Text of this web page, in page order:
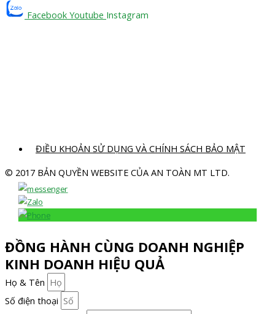
Facebook Youtube Instagram
ĐIỀU KHOẢN SỬ DỤNG VÀ CHÍNH SÁCH BẢO MẬT
© 2017 BẢN QUYỀN WEBSITE CỦA AN TOÀN MT LTD.
ĐỒNG HÀNH CÙNG DOANH NGHIỆP
KINH DOANH HIỆU QUẢ
Họ & Tên
Số điện thoại